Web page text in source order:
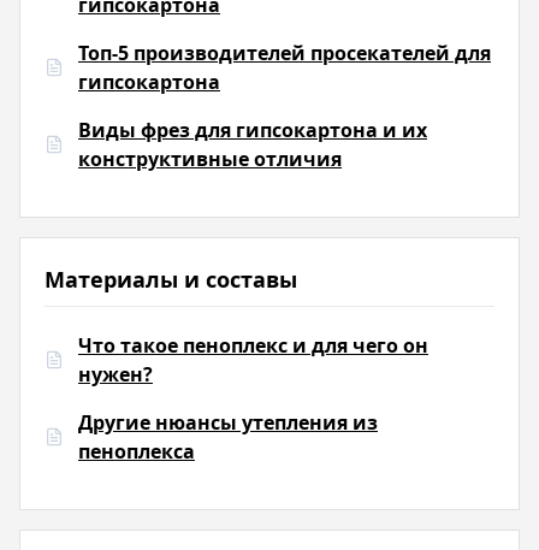
Топ-5 производителей просекателей для
гипсокартона
Виды фрез для гипсокартона и их
конструктивные отличия
Материалы и составы
Что такое пеноплекс и для чего он
нужен?
Другие нюансы утепления из
пеноплекса